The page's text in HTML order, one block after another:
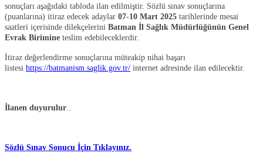
sonuçları aşağıdaki tabloda ilan edilmiştir. Sözlü sınav sonuçlarına
(puanlarına) itiraz edecek adaylar 07-10 Mart 2025 tarihlerinde mesai
saatleri içerisinde dilekçelerini Batman İl Sağlık Müdürlüğünün Genel
Evrak Birimine teslim edebileceklerdir.
İtiraz değerlendirme sonuçlarına müteakip nihai başarı
listesi https://batmanism.saglik.gov.tr/ internet adresinde ilan edilecektir.
İlanen duyurulur..
Sözlü Sınav Sonucu İçin Tıklayınız.